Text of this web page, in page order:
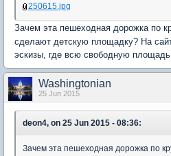
250615.jpg
Зачем эта пешеходная дорожка по
сделают детскую площадку? На
эскизы, где всю свободную
Washingtonian
25 Jun 2015
deon4, on 25 Jun 2015 - 08:36:
Зачем эта пешеходная дорожка по